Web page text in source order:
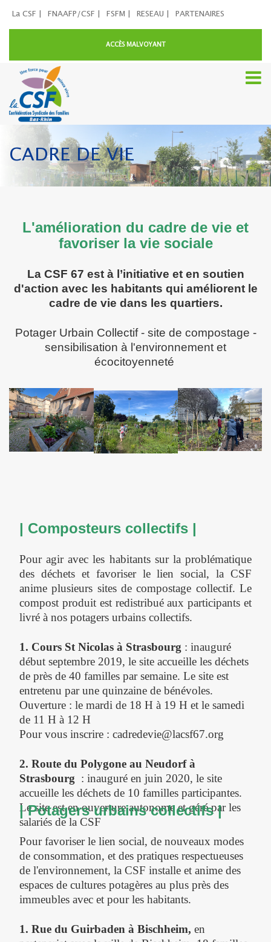
La CSF | FNAAFP/CSF | FSFM | RESEAU | PARTENAIRES
ACCÈS MALVOYANT
CADRE DE VIE
L'amélioration du cadre de vie et
favoriser la vie sociale
La CSF 67 est à l’initiative et en soutien
d'action avec les habitants qui améliorent le
cadre de vie dans les quartiers.
Potager Urbain Collectif - site de compostage -
sensibilisation à l'environnement et
écocitoyenneté
| Composteurs collectifs |
Pour agir avec les habitants sur la problématique
des déchets et favoriser le lien social, la CSF
anime plusieurs sites de compostage collectif. Le
compost produit est redistribué aux participants et
livré à nos potagers urbains collectifs.
1. Cours St Nicolas à Strasbourg : inauguré
début septembre 2019, le site accueille les déchets
de près de 40 familles par semaine. Le site est
entretenu par une quinzaine de bénévoles.
Ouverture : le mardi de 18 H à 19 H et le samedi
de 11 H à 12 H
Pour vous inscrire : cadredevie@lacsf67.org
2. Route du Polygone au Neudorf à
Strasbourg : inauguré en juin 2020, le site
accueille les déchets de 10 familles participantes.
Le site est en ouverture autonome et géré par les
salariés de la CSF
| Potagers urbains collectifs |
Pour favoriser le lien social, de nouveaux modes
de consommation, et des pratiques respectueuses
de l'environnement, la CSF installe et anime des
espaces de cultures potagères au plus près des
immeubles avec et pour les habitants.
1. Rue du Guirbaden à Bischheim, en